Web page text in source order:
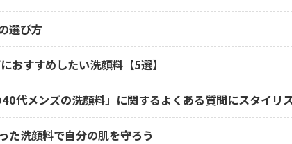
選び方
おすすめしたい洗顔料【5選】
40代メンズの洗顔料」に関するよくある質問にスタイリ
た洗顔料で自分の肌を守ろう